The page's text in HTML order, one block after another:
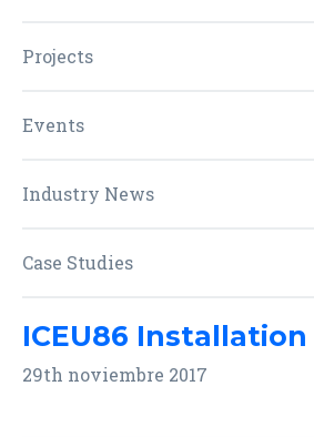
Projects
Events
Industry News
Case Studies
ICEU86
29th noviembre 2017